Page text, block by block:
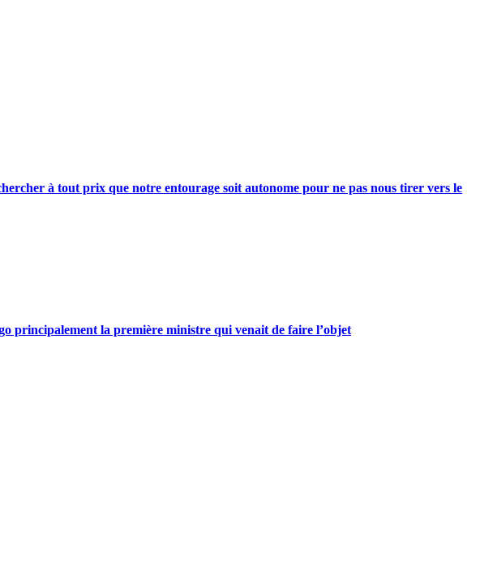
à tout prix que notre entourage soit autonome pour ne pas nous tirer vers le
principalement la première ministre qui venait de faire l’objet